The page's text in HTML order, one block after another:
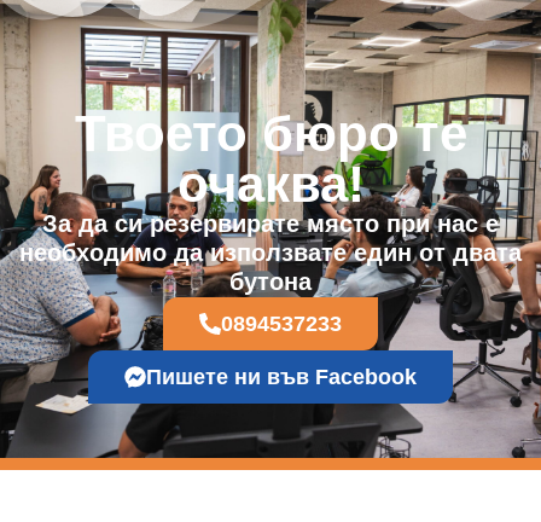
Твоето бюро те
очаква!
За да си резервирате място при нас е
необходимо да използвате един от двата
бутона
0894537233
Пишете ни във Facebook